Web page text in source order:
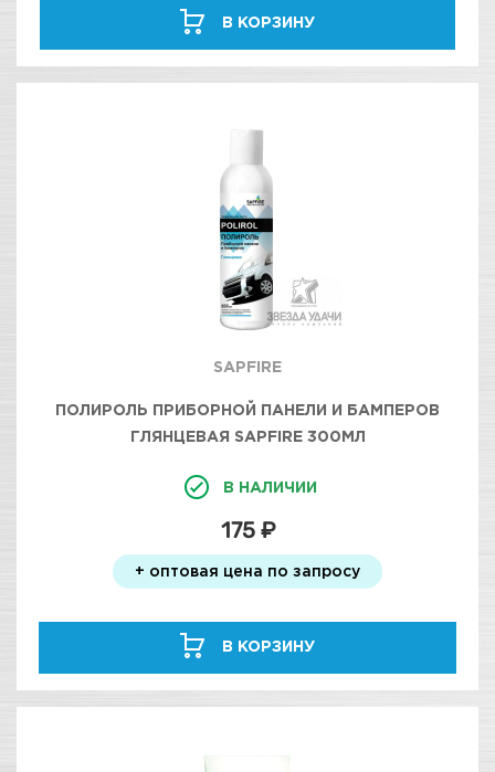
В КОРЗИНУ
SAPFIRE
ПОЛИРОЛЬ ПРИБОРНОЙ ПАНЕЛИ И БАМПЕРОВ
ГЛЯНЦЕВАЯ SAPFIRE 300МЛ
В НАЛИЧИИ
175 ₽
+ оптовая цена по запросу
В КОРЗИНУ